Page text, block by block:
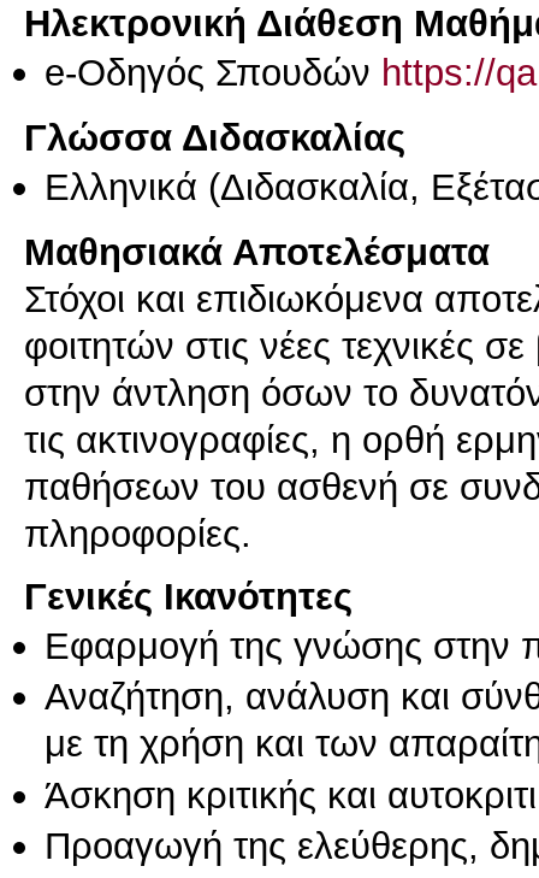
Ηλεκτρονική Διάθεση
e-Οδηγός Σπουδών https://
Γλώσσα Διδασκαλίας
Ελληνικά (Διδασκαλία,
Μαθησιακά Αποτελέσματα
Στόχοι και επιδιωκόμενα
φοιτητών στις νέες τεχνικές
στην άντληση όσων το
τις ακτινογραφίες, η ορθή
παθήσεων του ασθενή σε
πληροφορίες.
Γενικές Ικανότητες
Εφαρμογή της γνώσης στην
Αναζήτηση, ανάλυση και
με τη χρήση και των
Άσκηση κριτικής και
Προαγωγή της ελεύθερης,